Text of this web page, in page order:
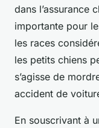
dans l’assurance
importante pour
les races
les petits chiens
s’agisse de
accident de
En souscrivant à